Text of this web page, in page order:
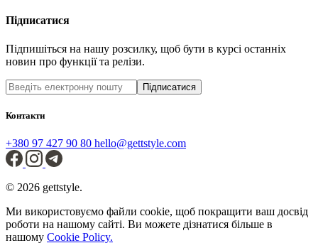
Підписатися
Підпишіться на нашу розсилку, щоб бути в курсі останніх
новин про функції та релізи.
Підписатися
Контакти
+380 97 427 90 80 hello@gettstyle.com
© 2026 gettstyle.
Ми використовуємо файли cookie, щоб покращити ваш досвід
роботи на нашому сайті. Ви можете дізнатися більше в
нашому Cookie Policy.